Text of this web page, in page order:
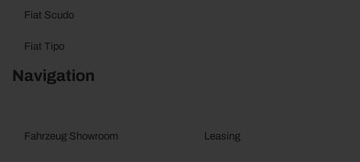
Fiat Scudo
Fiat Tipo
Navigation
Fahrzeug Showroom Leasing